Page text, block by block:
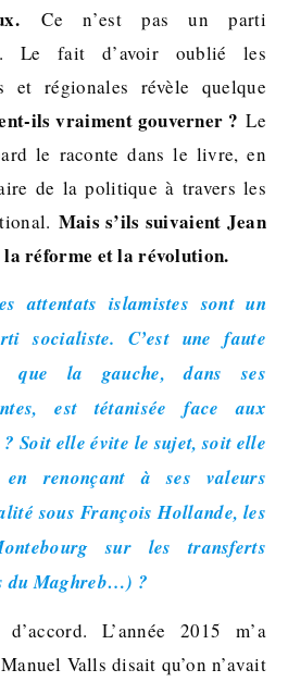
Ce n’est pas un parti
Le fait d’avoir oublié les
et régionales révèle quelque
ils vraiment gouverner ?Le
le raconte dans le livre, en
de la politique à travers les
Mais s’ils suivaient Jean
réforme et la révolution.
attentats islamistes sont un
socialiste. C’est une faute
que la gauche, dans ses
est tétanisée face aux
Soit elle évite le sujet, soit elle
renonçant à ses valeurs
sous François Hollande, les
sur les transferts
du Maghreb…) ?
L’année 2015 m’a
Valls disait qu’on n’avait